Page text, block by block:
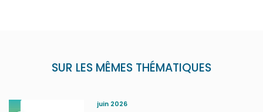
SUR LES MÊMES THÉMATIQUES
juin 2026